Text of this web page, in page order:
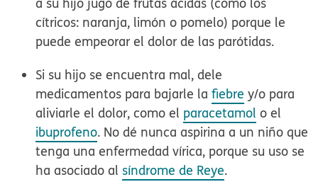
cítricos: naranja, limón o pomelo) porque le
puede empeorar el dolor de las parótidas.
Si su hijo se encuentra mal, dele
medicamentos para bajarle lafiebre y/o para
aliviarle el dolor, como el paracetamol o el
ibuprofeno. No dé nunca aspirina a un niño que
tenga una enfermedad vírica, porque su uso se
ha asociado al síndrome de Reye.